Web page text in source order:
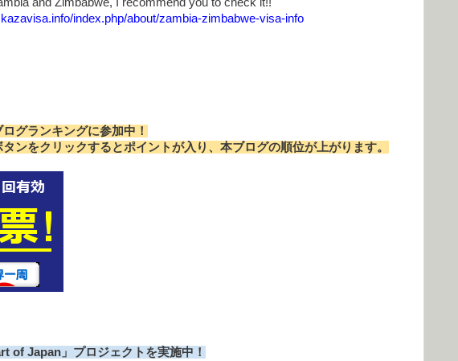
index.php/about/zambia-zimbabwe-visa-info
グランキングに参加中！
ンをクリックするとポイントが入り、本ブログの順位が上がります。
of Japan」プロジェクトを実施中！